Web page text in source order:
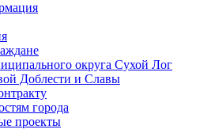
округа Сухой Лог
Доблести и Славы
города
проекты